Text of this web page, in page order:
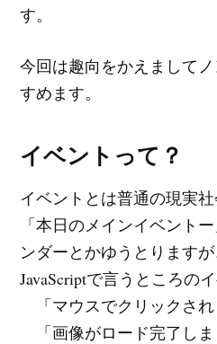
す。
今回は趣向をかえまして
すめます。
イベントって？
イベントとは普通の現実社
「本日のメインイベント
ンダーとかゆうとりますが
JavaScriptで言うところのイ
「マウスでクリックされ
「画像がロード完了し